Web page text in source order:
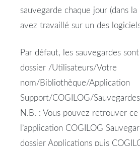
sauvegarde chaque jour (dans
avez travaillé sur un des
Par défaut, les sauvegardes
dossier /Utilisateurs/Votre
nom/Bibliothèque/Application
Support/COGILOG/
N.B. : Vous pouvez retrouver ce
l’application COGILOG
dossier Applications puis